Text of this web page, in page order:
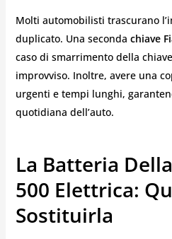
Molti automobilisti trascurano
duplicato. Una seconda chiave
caso di smarrimento della
improvviso. Inoltre, avere una
urgenti e tempi lunghi,
quotidiana dell’auto.
La Batteria
500 Elettrica:
Sostituirla